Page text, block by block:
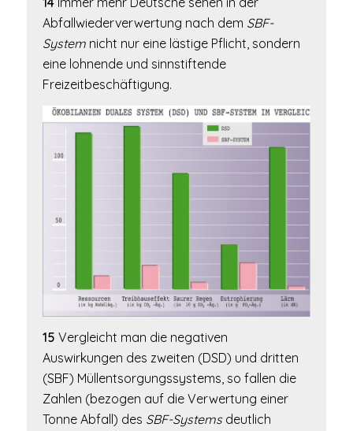
Abfallwiederverwertung nach dem SBF-
Systemnicht nur eine lästige Pflicht, sondern
eine lohnende und sinnstiftende
Freizeitbeschäftigung.
15 Vergleicht man die negativen
Auswirkungen des zweiten (DSD) und dritten
(SBF) Müllentsorgungssystems, so fallen die
Zahlen (bezogen auf die Verwertung einer
Tonne Abfall) des SBF-Systemsdeutlich